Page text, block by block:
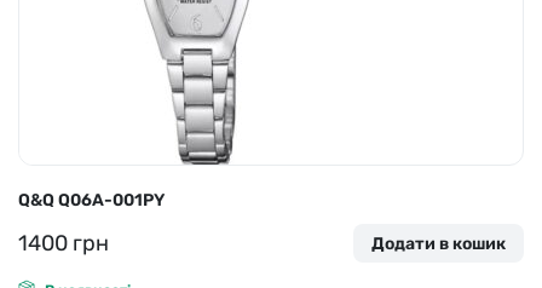
Q&Q Q06A-001PY
1400 грн Додати в кошик